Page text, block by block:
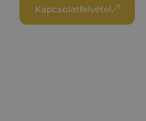
Kapcsolatfelvétel